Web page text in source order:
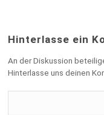
Hinterlasse ein
An der Diskussion
Hinterlasse uns deinen